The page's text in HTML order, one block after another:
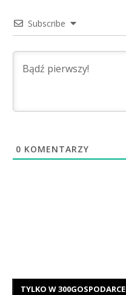
Subscribe
0 KOMENTARZY
TYLKO W 300GOSPODARCE